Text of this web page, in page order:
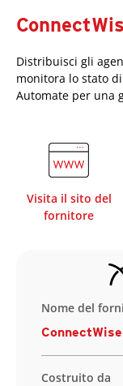
Distribuisci gli
monitora lo stato
Automate per una
Visita il sito del
fornitore
Nome del
ConnectWise
Costruito da